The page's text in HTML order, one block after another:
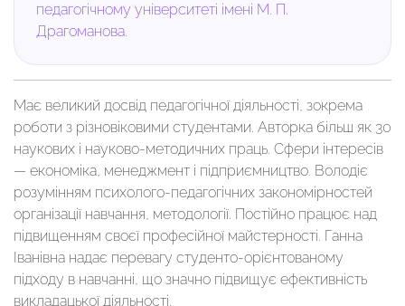
педагогічному університеті імені М. П.
Драгоманова.
Має великий досвід педагогічної діяльності, зокрема
роботи з різновіковими студентами. Авторка більш як 30
наукових і науково-методичних праць. Сфери інтересів
— економіка, менеджмент і підприємництво. Володіє
розумінням психолого-педагогічних закономірностей
організації навчання, методології. Постійно працює над
підвищенням своєї професійної майстерності. Ганна
Іванівна надає перевагу студенто-орієнтованому
підходу в навчанні, що значно підвищує ефективність
викладацької діяльності.